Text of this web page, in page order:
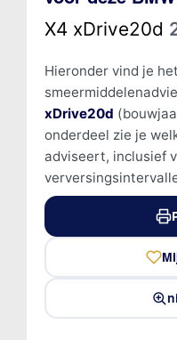
X4 xDrive20d
Hieronder vind je
xDrive20d
onderdeel zie je
adviseert, inclusief